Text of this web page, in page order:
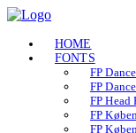
HOME
FONTS
FP
FP
FP Head
FP
FP